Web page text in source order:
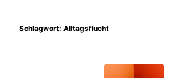
Schlagwort: Alltagsflucht